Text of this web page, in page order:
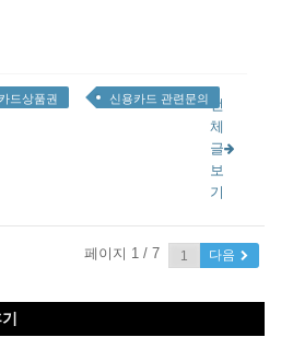
드상품권 신용카드 관련문의전
체
글
보
기
페이지 1 / 7 다음